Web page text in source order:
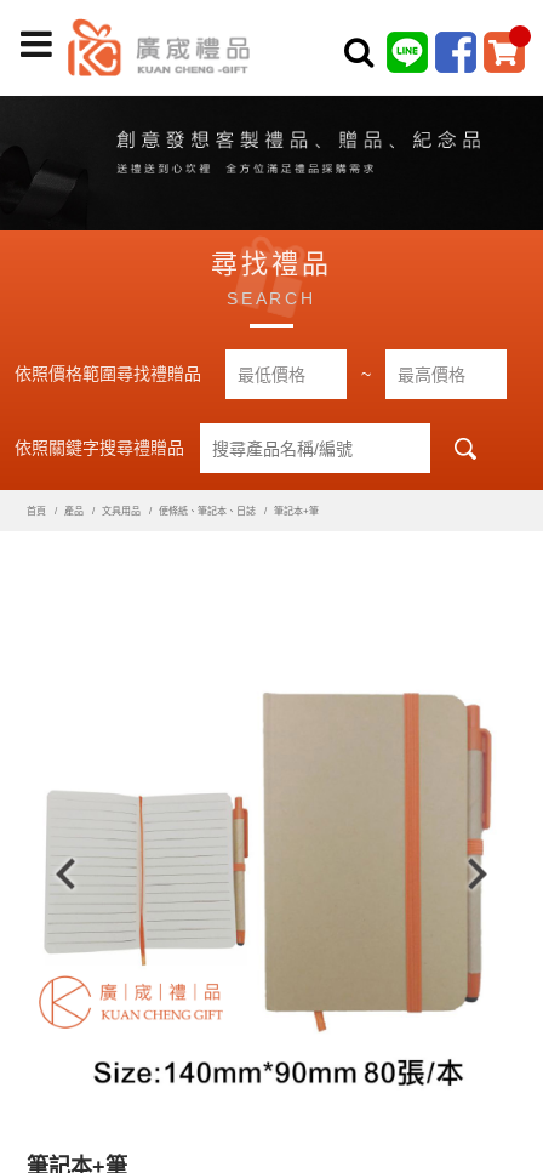
尋找禮品
SEARCH
依照價格範圍尋找禮贈品 ~
依照關鍵字搜尋禮贈品
首頁 產品 文具用品 便條紙、筆記本、日誌 筆記本+筆
筆記本+筆